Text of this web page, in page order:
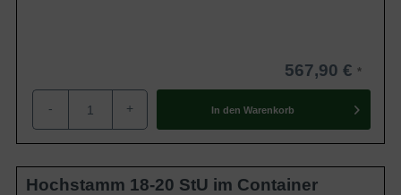
567,90 €
- + In den Warenkorb
Hochstamm 18-20 StU im Container